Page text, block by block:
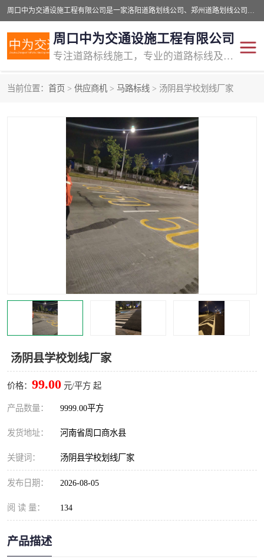
周口中为交通设施工程有限公司是一家洛阳道路划线公司、郑州道路划线公司、平顶山道路车位划线公司、开封车位划线公司、许昌道路车位划线公司、漯河道路车位划线公司，公司始终坚持“诚信、匠心、专注”的宗旨；我们的经营理念是：的服务。
周口中为交通设施工程有限公司
专注道路标线施工，专业的道路标线及交通设施施工服务商!
当前位置： 首页 > 供应商机 > 马路标线 > 汤阴县学校划线厂家
汤阴县学校划线厂家
价格： 99.00 元/平方 起
产品数量： 9999.00平方
发货地址： 河南省周口商水县
关键词： 汤阴县学校划线厂家
发布日期： 2026-08-05
阅 读 量： 134
产品描述
马路标线
道路划线